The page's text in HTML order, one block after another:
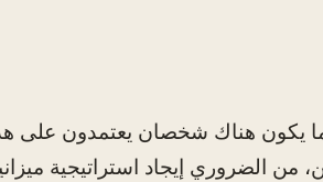
يكون هناك شخصان يعتمدون على
الضروري إيجاد استراتيجية